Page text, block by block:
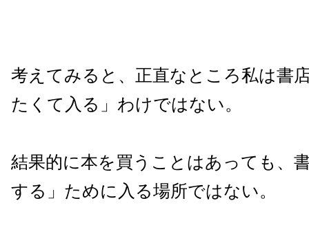
考えてみると、正直なところ私は書
たくて入る」わけではない。
結果的に本を買うことはあっても、
する」ために入る場所ではない。